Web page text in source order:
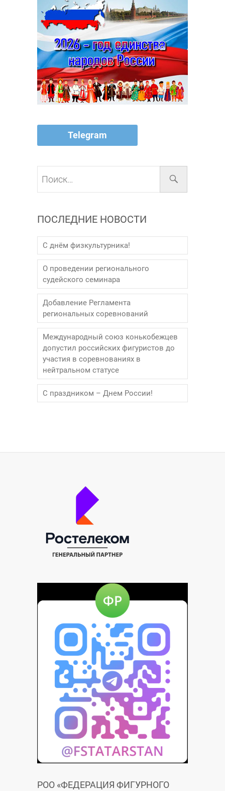
Telegram
ПОСЛЕДНИЕ НОВОСТИ
С днём физкультурника!
О проведении регионального
судейского семинара
Добавление Регламента
региональных соревнований
Международный союз конькобежцев
допустил российских фигуристов до
участия в соревнованиях в
нейтральном статусе
С праздником – Днем России!
РОО «ФЕДЕРАЦИЯ ФИГУРНОГО